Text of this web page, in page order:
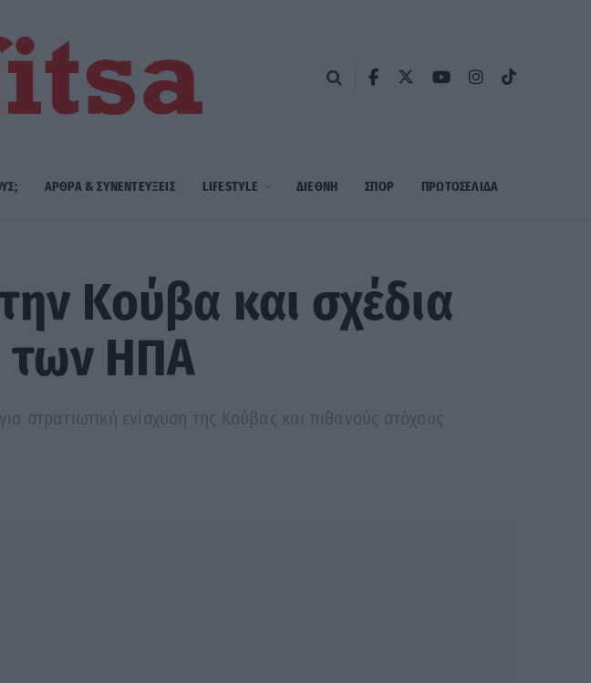
ΑΡΘΡΑ & ΣΥΝΕΝΤΕΥΞΕΙΣ LIFESTYLE ΔΙΕΘΝΗ ΣΠΟΡ ΠΡΩΤΟΣΈΛΙΔΑ
Κούβα και σχέδια
των ΗΠΑ
στρατιωτική ενίσχυση της Κούβας και πιθανούς στόχους